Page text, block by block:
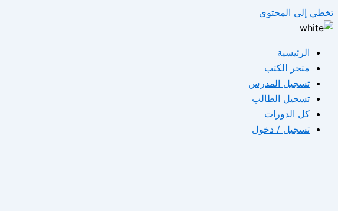
تخطي إلى المحتوى
الرئيسية
متجر الكتب
تسجيل المدرس
تسجيل الطالب
كل الدورات
تسجيل / دخول